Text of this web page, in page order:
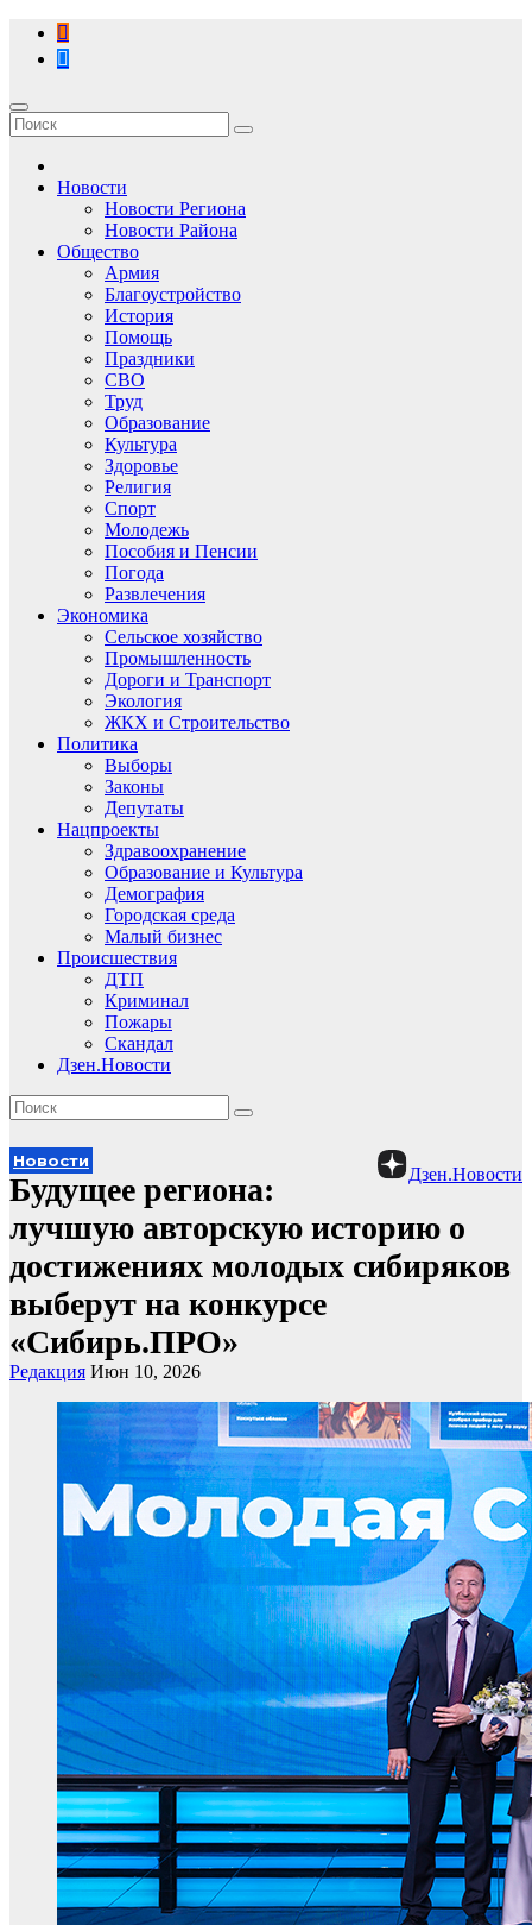
Перейти
содержимому
Новости
Новости Региона
Новости Района
Общество
Армия
Благоустройство
История
Помощь
Праздники
СВО
Труд
Образование
Культура
Здоровье
Религия
Спорт
Молодежь
Пособия и Пенсии
Погода
Развлечения
Экономика
Сельское хозяйство
Промышленность
Дороги и Транспорт
Экология
ЖКХ и Строительство
Политика
Выборы
Законы
Депутаты
Нацпроекты
Здравоохранение
Образование и Культура
Демография
Городская среда
Малый бизнес
Происшествия
ДТП
Криминал
Пожары
Скандал
Дзен.Новости
Дзен.Новости
Новости
Будущее региона:
лучшую авторскую историю о
достижениях молодых сибиряков
выберут на конкурсе
«Сибирь.ПРО»
Редакция Июн 10, 2026